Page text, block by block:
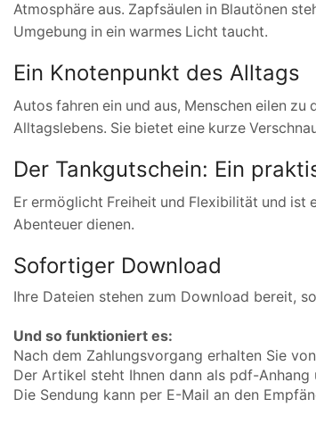
Atmosphäre aus. Zapfsäulen in Blautönen
Umgebung in ein warmes Licht taucht.
Ein Knotenpunkt des Alltags
Autos fahren ein und aus, Menschen eilen
Alltagslebens. Sie bietet eine kurze
Der Tankgutschein: Ein
Er ermöglicht Freiheit und Flexibilität und ist
Abenteuer dienen.
Sofortiger Download
Ihre Dateien stehen zum Download bereit,
Und so funktioniert es:
Nach dem Zahlungsvorgang erhalten Sie
Der Artikel steht Ihnen dann als pdf-
Die Sendung kann per E-Mail an den